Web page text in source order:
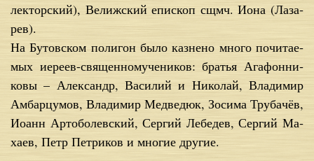
лек­тор­ский), Ве­лиж­ский епи­скоп сщ­мч. Иона (Ла­за­
рев).
На Бу­тов­ском по­ли­гон бы­ло каз­не­но мно­го по­чи­та­е­
мых иере­ев-свя­щен­но­му­че­ни­ков: бра­тья Ага­фон­ни­
ко­вы – Алек­сандр, Ва­си­лий и Ни­ко­лай, Вла­ди­мир
Ам­бар­цу­мов, Вла­ди­мир Мед­ве­дюк, Зо­си­ма Тру­ба­чёв,
Иоанн Арт­оболев­ский, Сер­гий Ле­бе­дев, Сер­гий Ма­
ха­ев, Петр Пет­ри­ков и мно­гие дру­гие.